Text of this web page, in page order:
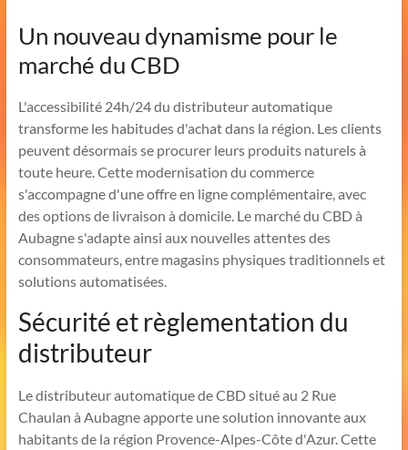
Un nouveau dynamisme pour le
marché du CBD
L'accessibilité 24h/24 du distributeur automatique
transforme les habitudes d'achat dans la région. Les clients
peuvent désormais se procurer leurs produits naturels à
toute heure. Cette modernisation du commerce
s'accompagne d'une offre en ligne complémentaire, avec
des options de livraison à domicile. Le marché du CBD à
Aubagne s'adapte ainsi aux nouvelles attentes des
consommateurs, entre magasins physiques traditionnels et
solutions automatisées.
Sécurité et règlementation du
distributeur
Le distributeur automatique de CBD situé au 2 Rue
Chaulan à Aubagne apporte une solution innovante aux
habitants de la région Provence-Alpes-Côte d'Azur. Cette